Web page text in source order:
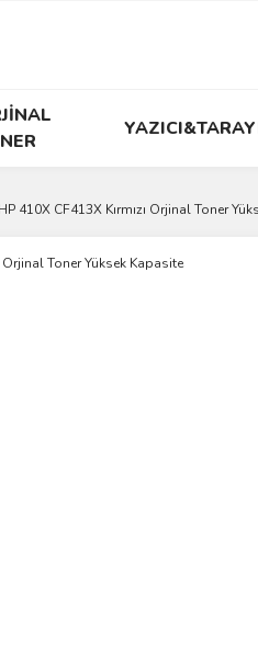
HP 410X CF413X Kırmızı Orjinal Toner